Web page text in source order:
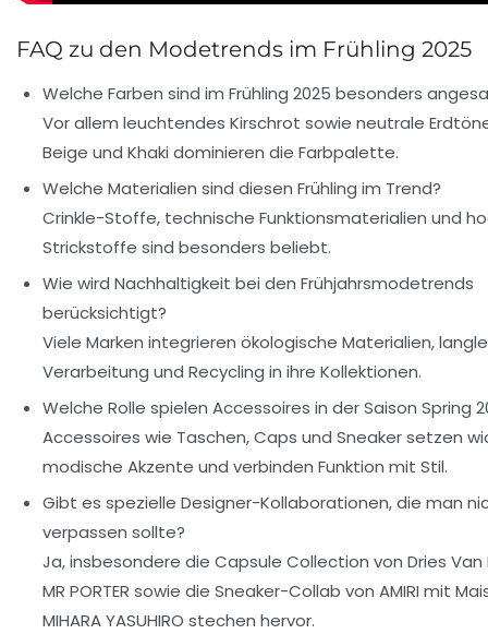
FAQ zu den Modetrends im Frühling 2025
Welche Farben sind im Frühling 2025 besonders
Vor allem leuchtendes Kirschrot sowie neutrale
Beige und Khaki dominieren die Farbpalette.
Welche Materialien sind diesen Frühling im Trend?
Crinkle-Stoffe, technische Funktionsmaterialien und
Strickstoffe sind besonders beliebt.
Wie wird Nachhaltigkeit bei den Frühjahrsmodetrends
berücksichtigt?
Viele Marken integrieren ökologische Materialien,
Verarbeitung und Recycling in ihre Kollektionen.
Welche Rolle spielen Accessoires in der Saison Spring
Accessoires wie Taschen, Caps und Sneaker setzen
modische Akzente und verbinden Funktion mit Stil.
Gibt es spezielle Designer-Kollaborationen, die man
verpassen sollte?
Ja, insbesondere die Capsule Collection von Dries
MR PORTER sowie die Sneaker-Collab von AMIRI mit
MIHARA YASUHIRO stechen hervor.